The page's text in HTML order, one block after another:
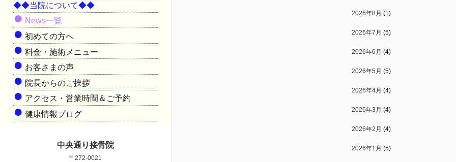
◆◆当院について◆◆
● News一覧
● 初めての方へ
● 料金・施術メニュー
● お客さまの声
● 院長からのご挨拶
● アクセス・営業時間＆ご予約
● 健康情報ブログ
中央通り接骨院
〒272-0021
2026年8月 (1)
2026年7月 (5)
2026年6月 (4)
2026年5月 (5)
2026年4月 (4)
2026年3月 (4)
2026年2月 (4)
2026年1月 (5)